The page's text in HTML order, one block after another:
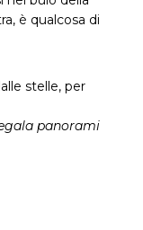
è qualcosa di
stelle, per
panorami